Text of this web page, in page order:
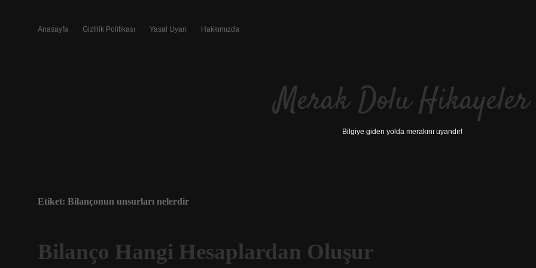
Anasayfa Gizlilik Politikası Yasal Uyarı Hakkımızda
Merak Dolu Hikayeler
Bilgiye giden yolda merakını uyandır!
Etiket: Bilançonun unsurları nelerdir
Bilanço Hangi Hesaplardan Oluşur